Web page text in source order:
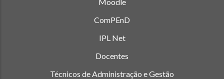
ComPEnD
IPL Net
Docentes
Técnicos de Administração e Gestão